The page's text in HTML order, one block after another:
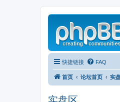
快捷链接 FAQ
首页 论坛首页 实